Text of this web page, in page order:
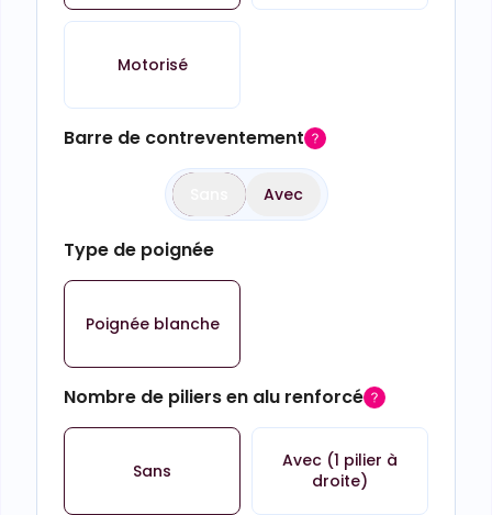
Motorisé
Barre de contreventement
Avec
Type de poignée
Poignée blanche
Nombre de piliers en alu renforcé
Sans
Avec (1 pilier à
droite)